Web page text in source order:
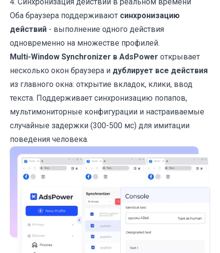
4. Синхронизация действий в реальном времени
Оба браузера поддерживают синхронизацию
действий - выполнение одного действия
одновременно на множестве профилей.
Multi-Window Synchronizer в AdsPower открывает
несколько окон браузера и дублирует все действия
из главного окна: открытие вкладок, клики, ввод
текста. Поддерживает синхронизацию попапов,
мультимониторные конфигурации и настраиваемые
случайные задержки (300-500 мс) для имитации
поведения человека.